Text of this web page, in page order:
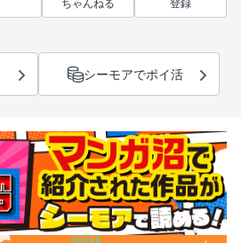
ちゃんねる
登録
シーモアでポイ活